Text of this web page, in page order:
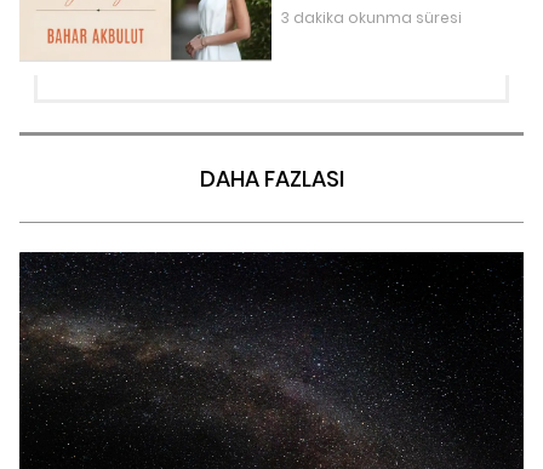
3 dakika okunma süresi
DAHA FAZLASI